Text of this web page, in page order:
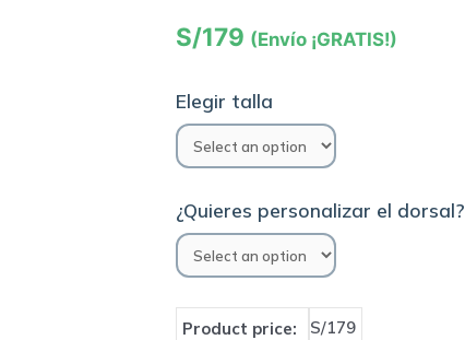
S/179 (Envío ¡GRATIS!)
Elegir talla
¿Quieres personalizar el dorsal?
Product price: S/179